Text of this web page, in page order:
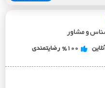
و مشاور
%100 رضایتمندی